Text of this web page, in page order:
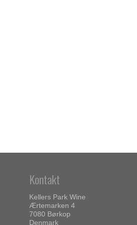
Kontakt
Kellers Park Wine
Ærtemarken 4
7080 Børkop
Denmark